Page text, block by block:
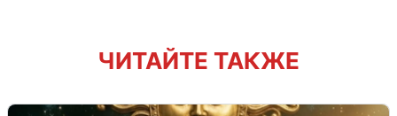
ЧИТАЙТЕ ТАКЖЕ